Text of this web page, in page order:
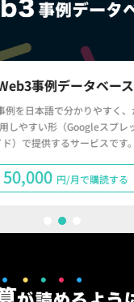
事例データベース
例を日本語で分かりやすく
しやすい形（Googleスプレ
）で提供するサービスです。
50,000 円/月で購読する